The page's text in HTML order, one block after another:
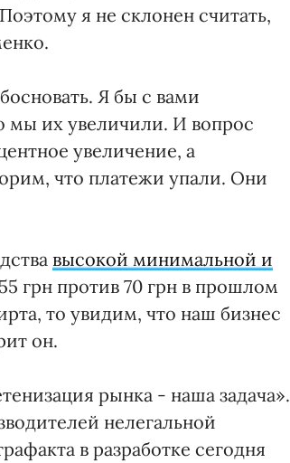
я не склонен считать,
Я бы с вами
их увеличили. И вопрос
увеличение, а
что платежи упали. Они
высокой минимальной и
грн против 70 грн в прошлом
то увидим, что наш бизнес
он.
рынка - наша задача».
нелегальной
в разработке сегодня